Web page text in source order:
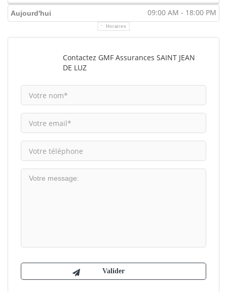
Aujourd'hui 09:00 AM - 18:00 PM
Horaires
Contactez GMF Assurances SAINT JEAN
DE LUZ